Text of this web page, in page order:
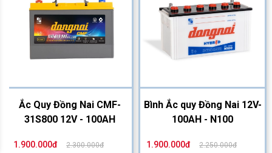
Ắc Quy Đồng Nai CMF-
31S800 12V - 100AH
1.900.000đ 2.300.000đ
Bình Ắc quy Đồng Nai 12V-
100AH - N100
1.900.000đ 2.250.000đ